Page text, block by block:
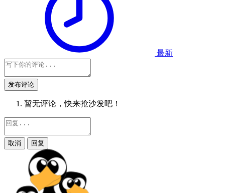
最新
发布评论
暂无评论，快来抢沙发吧！
取消 回复